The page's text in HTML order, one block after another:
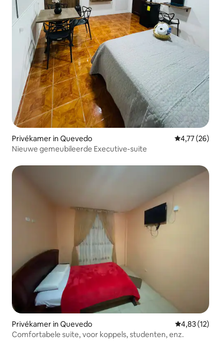
Privékamer in Quevedo Gemiddelde
4,77 (26)
Nieuwe gemeubileerde Executive-suite
Privékamer in Quevedo Gemiddelde
4,83 (12)
Comfortabele suite, voor koppels, studenten, enz.